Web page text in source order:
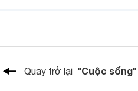
Quay trở lại "Cuộc sống"